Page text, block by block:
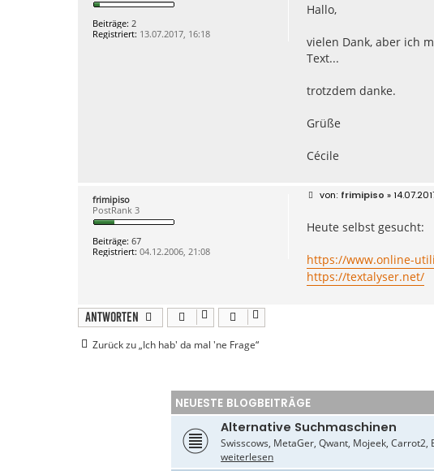
Beiträge: 2
Registriert: 13.07.2017, 16:18
t
g
Hallo,
vielen Dank, aber ich
Text...
trotzdem danke.
Grüße
Cécile
frimipiso
PostRank 3
Beiträge: 67
Registriert: 04.12.2006, 21:08
B
t
g
frimipiso »
Heute selbst gesucht:
https://www.online-
https://textalyser.net/
Antworten
Zurück zu „Ich hab' da mal 'ne Frage“
NEUESTE BLOGBEITRÄGE
Alternative Suchmaschinen
Swisscows, MetaGer, Qwant, Mojeek, Carrot2,
weiterlesen